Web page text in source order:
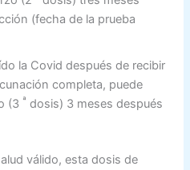
(fecha de la prueba
la Covid después de recibir
completa, puede
(3 ª dosis) 3 meses después
válido, esta dosis de